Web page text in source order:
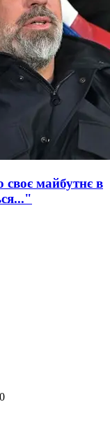
майбутнє в
0